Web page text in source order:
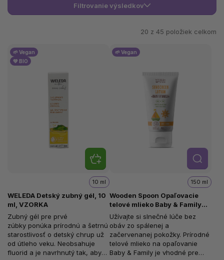
Filtrovanie výsledkov
20 z 45 položiek celkom
🌱 Vegan
💚 BIO
WELEDA Detský zubný gél, 10
ml, VZORKA
10 ml
Zubný gél pre prvé
zúbky ponúka prírodnú a šetrnú
starostlivosť o detský chrup už
od útleho veku. Neobsahuje
fluorid a je navrhnutý tak, aby
🌱 Vegan
Wooden Spoon Opaľovacie
telové mlieko Baby & Family
SPF30 v tube, Neviditeľný
zinok, Tuba, 150 ml
150 ml
Detail
Užívajte si slnečné lúče bez
obáv zo spálenej a
začervenanej pokožky. Prírodné
telové mlieko na opaľovanie
Baby & Family je vhodné pre